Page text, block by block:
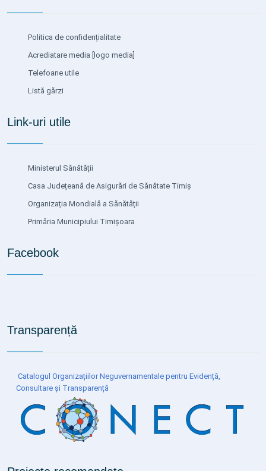
Politica de confidențialitate
Acrediatare media [logo media]
Telefoane utile
Listă gărzi
Link-uri utile
Ministerul Sănătății
Casa Județeană de Asigurări de Sănătate Timiș
Organizația Mondială a Sănătății
Primăria Municipiului Timișoara
Facebook
Transparență
Catalogul Organizațiilor Neguvernamentale pentru Evidență,
Consultare și Transparență